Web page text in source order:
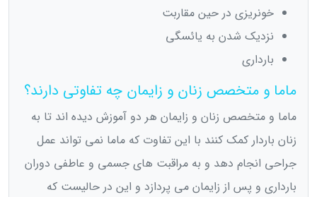
خونریزی در حین مقاربت
نزدیک شدن به یائسگی
بارداری
ماما و متخصص زنان و زایمان چه تفاوتی دارند؟
ماما و متخصص زنان و زایمان هر دو آموزش دیده اند تا به
زنان باردار کمک کنند با این تفاوت که ماما نمی تواند عمل
جراحی انجام دهد و به مراقبت های جسمی و عاطفی دوران
بارداری و پس از زایمان می پردازد و این در حالیست که